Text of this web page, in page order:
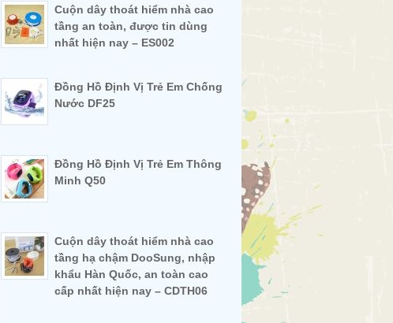
Cuộn dây thoát hiểm nhà cao
tầng an toàn, được tin dùng
nhất hiện nay – ES002
Đồng Hồ Định Vị Trẻ Em Chống
Nước DF25
Đồng Hồ Định Vị Trẻ Em Thông
Minh Q50
Cuộn dây thoát hiểm nhà cao
tầng hạ chậm DooSung, nhập
khẩu Hàn Quốc, an toàn cao
cấp nhất hiện nay – CDTH06